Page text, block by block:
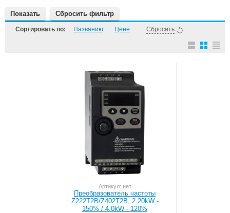
Показать Сбросить фильтр
Сортировать по: Названию Цене Сбросить
Артикул: нет
Преобразователь частоты
Z222T2B/Z402T2B, 2.20kW -
150% / 4.0kW - 120%